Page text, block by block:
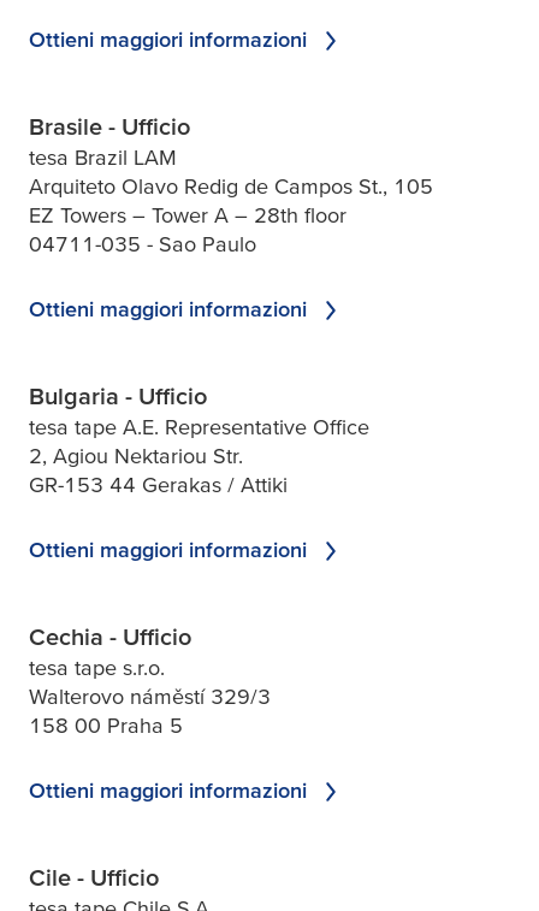
Ottieni maggiori informazioni
Brasile - Ufficio
tesa Brazil LAM
Arquiteto Olavo Redig de Campos St., 105
EZ Towers – Tower A – 28th floor
04711-035 - Sao Paulo
Ottieni maggiori informazioni
Bulgaria - Ufficio
tesa tape A.E. Representative Office
2, Agiou Nektariou Str.
GR-153 44 Gerakas / Attiki
Ottieni maggiori informazioni
Cechia - Ufficio
tesa tape s.r.o.
Walterovo náměstí 329/3
158 00 Praha 5
Ottieni maggiori informazioni
Cile - Ufficio